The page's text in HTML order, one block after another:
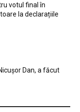
votul final în
la declarațiile
Dan, a făcut